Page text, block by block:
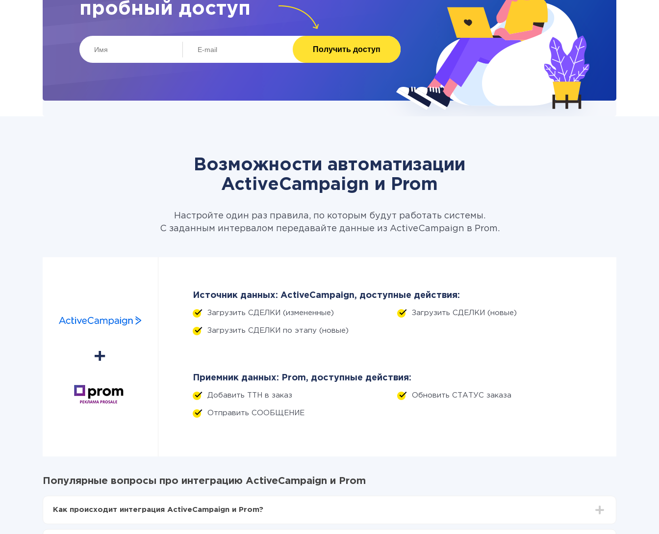
пробный доступ
Получить доступ
Возможности автоматизации
ActiveCampaign и Prom
Настройте один раз правила, по которым будут работать системы.
С заданным интервалом передавайте данные из ActiveCampaign в Prom.
Источник данных: ActiveCampaign, доступные действия:
Загрузить СДЕЛКИ (измененные) Загрузить СДЕЛКИ (новые)
Загрузить СДЕЛКИ по этапу (новые)
Приемник данных: Prom, доступные действия:
Добавить ТТН в заказ Обновить СТАТУС заказа
Отправить СООБЩЕНИЕ
Популярные вопросы про интеграцию ActiveCampaign и Prom
Как происходит интеграция ActiveCampaign и Prom?